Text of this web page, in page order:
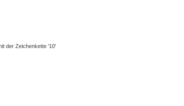
der Zeichenkette '10'